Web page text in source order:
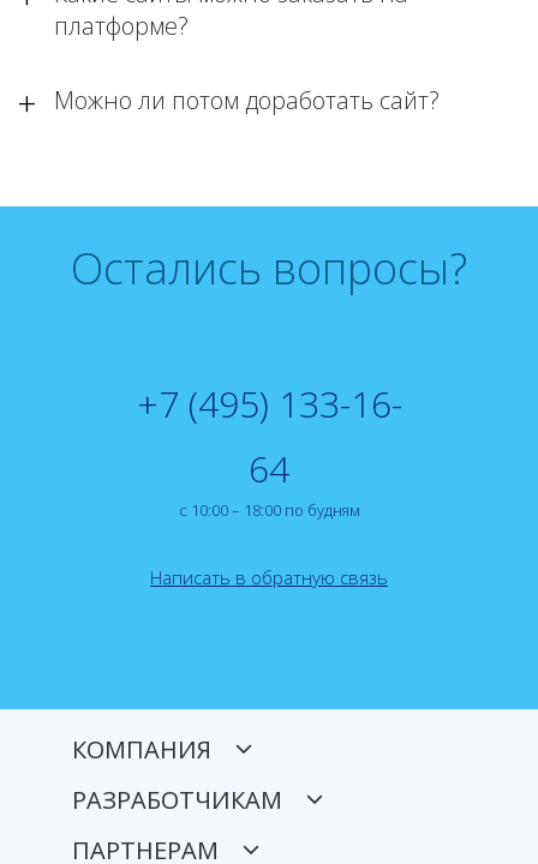
платформе?
Можно ли потом доработать сайт?
Остались вопросы?
+7 (495) 133-16-
64
с 10:00 – 18:00 по будням
Написать в обратную связь
КОМПАНИЯ
РАЗРАБОТЧИКАМ
ПАРТНЕРАМ